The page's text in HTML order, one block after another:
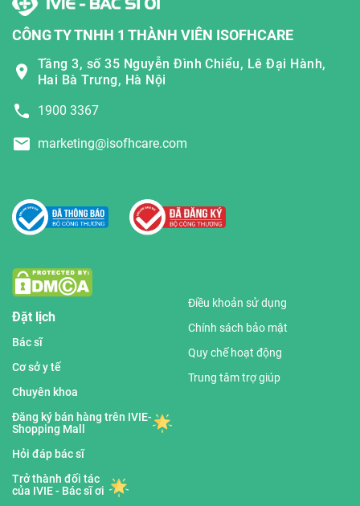
CÔNG TY TNHH 1 THÀNH VIÊN ISOFHCARE
Tầng 3, số 35 Nguyễn Đình Chiểu, Lê Đại Hành,
Hai Bà Trưng, Hà Nội
1900 3367
marketing@isofhcare.com
Đặt lịch
Bác sĩ
Cơ sở y tế
Chuyên khoa
Đăng ký bán hàng trên IVIE-
Shopping Mall
Hỏi đáp bác sĩ
Trở thành đối tác
của IVIE - Bác sĩ ơi
Điều khoản sử dụng
Chính sách bảo mật
Quy chế hoạt động
Trung tâm trợ giúp